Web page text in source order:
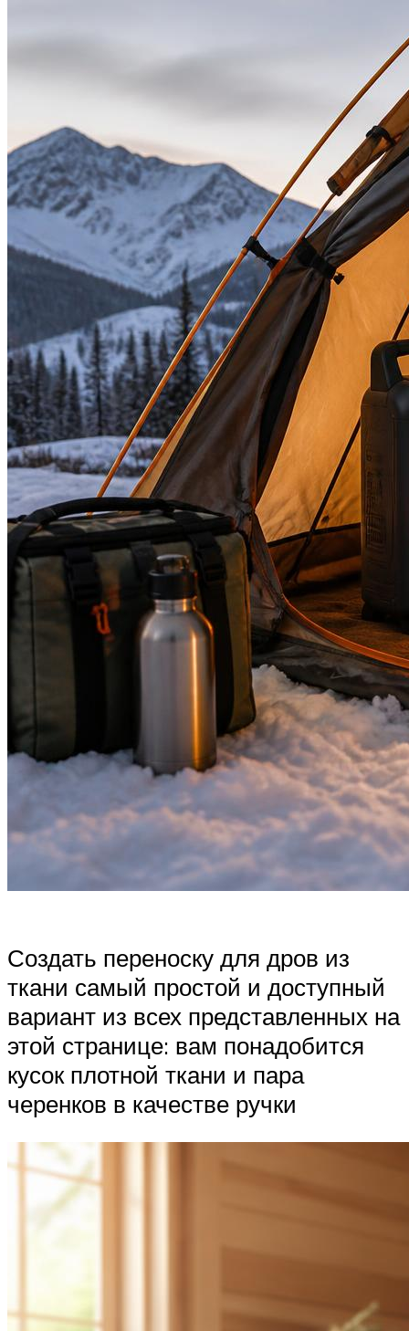
Создать переноску для дров из
ткани самый простой и доступный
вариант из всех представленных на
этой странице: вам понадобится
кусок плотной ткани и пара
черенков в качестве ручки